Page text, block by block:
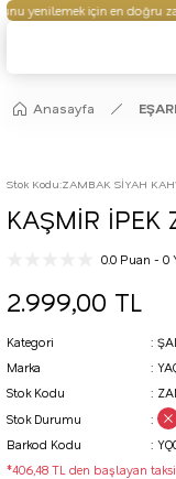
yenilemek için en doğru
Anasayfa
Stok Kodu:ZAMBAK SİYAH
KAŞMİR İPEK
0.0 Puan - 0
2.999,00 TL
Kategori
Marka
Stok Kodu
Stok Durumu
Barkod Kodu
*406,48 TL den başlayan